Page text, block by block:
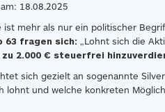
18.08.2025
ist mehr als nur ein politischer
63 fragen sich: „Lohnt sich die
zu 2.000 € steuerfrei
sich gezielt an sogenannte
lohnt und welche konkreten